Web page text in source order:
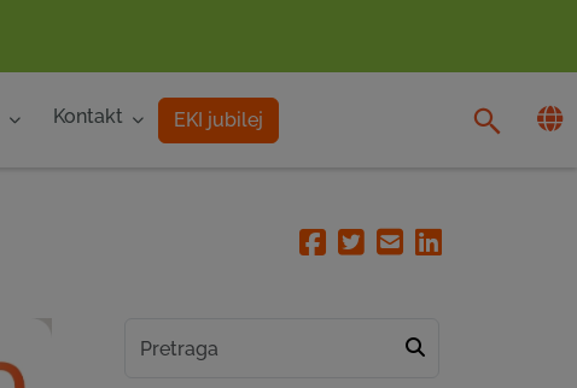
Kontakt EKI jubilej
Facebook
TwitterEmailLinkedin